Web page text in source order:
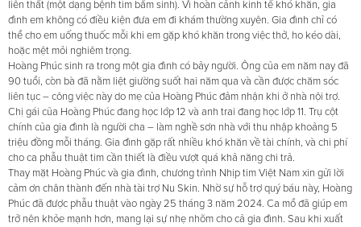
liên thất (một dạng bệnh tim bẩm sinh). Vì hoàn cảnh kinh tế khó khăn, gia
đình em không có điều kiện đưa em đi khám thường xuyên. Gia đình chỉ có
thể cho em uống thuốc mỗi khi em gặp khó khăn trong việc thở, ho kéo dài,
hoặc mệt mỏi nghiêm trọng.
Hoàng Phúc sinh ra trong một gia đình có bảy người. Ông của em năm nay đã
90 tuổi, còn bà đã nằm liệt giường suốt hai năm qua và cần được chăm sóc
liên tục – công việc này do mẹ của Hoàng Phúc đảm nhận khi ở nhà nội trợ.
Chị gái của Hoàng Phúc đang học lớp 12 và anh trai đang học lớp 11. Trụ cột
chính của gia đình là người cha – làm nghề sơn nhà với thu nhập khoảng 5
triệu đồng mỗi tháng. Gia đình gặp rất nhiều khó khăn về tài chính, và chi phí
cho ca phẫu thuật tim cần thiết là điều vượt quá khả năng chi trả.
Thay mặt Hoàng Phúc và gia đình, chương trình Nhịp tim Việt Nam xin gửi lời
cảm ơn chân thành đến nhà tài trợ Nu Skin. Nhờ sự hỗ trợ quý báu này, Hoàng
Phúc đã được phẫu thuật vào ngày 25 tháng 3 năm 2024. Ca mổ đã giúp em
trở nên khỏe mạnh hơn, mang lại sự nhẹ nhõm cho cả gia đình. Sau khi xuất